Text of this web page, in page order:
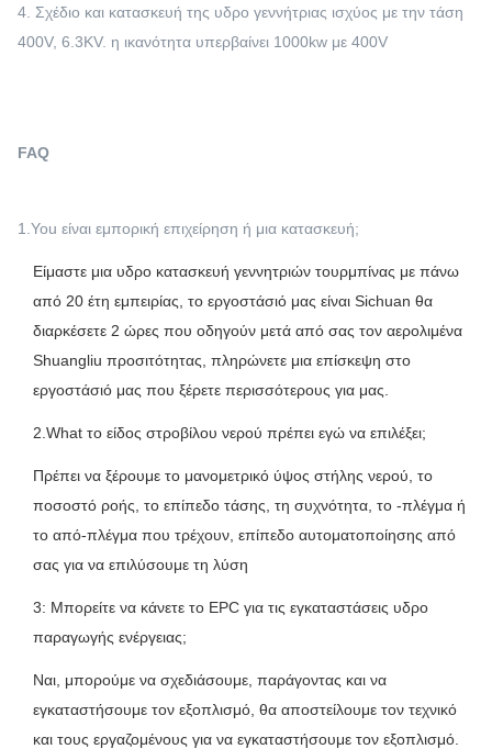
4. Σχέδιο και κατασκευή της υδρο γεννήτριας ισχύος με την τάση
400V, 6.3KV. η ικανότητα υπερβαίνει 1000kw με 400V
FAQ
1.You είναι εμπορική επιχείρηση ή μια κατασκευή;
Είμαστε μια υδρο κατασκευή γεννητριών τουρμπίνας με πάνω
από 20 έτη εμπειρίας, το εργοστάσιό μας είναι Sichuan θα
διαρκέσετε 2 ώρες που οδηγούν μετά από σας τον αερολιμένα
Shuangliu προσιτότητας, πληρώνετε μια επίσκεψη στο
εργοστάσιό μας που ξέρετε περισσότερους για μας.
2.What το είδος στροβίλου νερού πρέπει εγώ να επιλέξει;
Πρέπει να ξέρουμε το μανομετρικό ύψος στήλης νερού, το
ποσοστό ροής, το επίπεδο τάσης, τη συχνότητα, το -πλέγμα ή
το από-πλέγμα που τρέχουν, επίπεδο αυτοματοποίησης από
σας για να επιλύσουμε τη λύση
3: Μπορείτε να κάνετε το EPC για τις εγκαταστάσεις υδρο
παραγωγής ενέργειας;
Ναι, μπορούμε να σχεδιάσουμε, παράγοντας και να
εγκαταστήσουμε τον εξοπλισμό, θα αποστείλουμε τον τεχνικό
και τους εργαζομένους για να εγκαταστήσουμε τον εξοπλισμό.